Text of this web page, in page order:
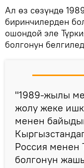
Ал өз сөзүндө
биринчилерден
ошондой эле
болгонун
"1989-жылы
жолу жеке
менен
Россия менен
болгонун